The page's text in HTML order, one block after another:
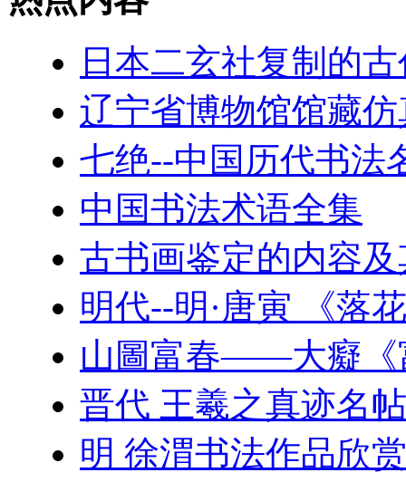
日本二玄社复制的
辽宁省博物馆馆藏
七绝--中国历代书法
中国书法术语全集
古书画鉴定的内容
明代--明·唐寅 《落
山圖富春——大癡《
晋代 王羲之真迹名
明 徐渭书法作品欣赏